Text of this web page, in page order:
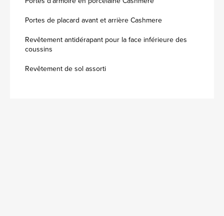
Portes de placard avant et arrière Cashmere
Revêtement antidérapant pour la face inférieure des
coussins
Revêtement de sol assorti